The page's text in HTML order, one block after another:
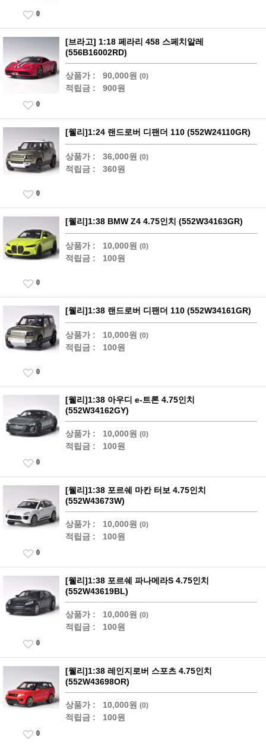
0
[브라고] 1:18 페라리 458 스페치알레
(556B16002RD)
상품가 : 90,000원 (0)
적립금 : 900원
0
[웰리]1:24 랜드로버 디팬더 110 (552W24110GR)
상품가 : 36,000원 (0)
적립금 : 360원
0
[웰리]1:38 BMW Z4 4.75인치 (552W34163GR)
상품가 : 10,000원 (0)
적립금 : 100원
0
[웰리]1:38 랜드로버 디팬더 110 (552W34161GR)
상품가 : 10,000원 (0)
적립금 : 100원
0
[웰리]1:38 아우디 e-트론 4.75인치
(552W34162GY)
상품가 : 10,000원 (0)
적립금 : 100원
0
[웰리]1:38 포르쉐 마칸 터보 4.75인치
(552W43673W)
상품가 : 10,000원 (0)
적립금 : 100원
0
[웰리]1:38 포르쉐 파나메라S 4.75인치
(552W43619BL)
상품가 : 10,000원 (0)
적립금 : 100원
0
[웰리]1:38 레인지로버 스포츠 4.75인치
(552W43698OR)
상품가 : 10,000원 (0)
적립금 : 100원
0